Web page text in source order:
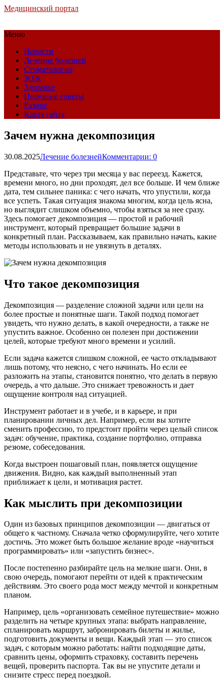
Медицинский портал
Меню
Новости
Лечение болезней
Стоматология
ЗОЖ
Здоровье
Полезные советы
Разное
Карта сайта
Зачем нужна декомпозиция
30.08.2025Лечение болезнейКомментарии: 0
Представьте, что через три месяца у вас переезд. Кажется,
времени много, но дни проходят, дел все больше. И чем ближе
дата, тем сильнее паника: с чего начать, что упустили, когда
все успеть. Такая ситуация знакома многим, когда цель ясна,
но выглядит слишком объемно, чтобы взяться за нее сразу.
Здесь помогает декомпозиция — простой и рабочий
инструмент, который превращает большие задачи в
конкретный план. Рассказываем, как правильно начать, какие
методы использовать и не увязнуть в деталях.
Что такое декомпозиция
Декомпозиция — разделение сложной задачи или цели на
более простые и понятные шаги. Такой подход помогает
увидеть, что нужно делать, в какой очередности, а также не
упустить важное. Особенно он полезен при достижении
целей, которые требуют много времени и усилий.
Если задача кажется слишком сложной, ее часто откладывают
лишь потому, что неясно, с чего начинать. Но если ее
разложить на этапы, становится понятно, что делать в первую
очередь, а что дальше. Это снижает тревожность и дает
ощущение контроля над ситуацией.
Инструмент работает и в учебе, и в карьере, и при
планировании личных дел. Например, если вы хотите
сменить профессию, то предстоит пройти через целый список
задач: обучение, практика, создание портфолио, отправка
резюме, собеседования.
Когда выстроен пошаговый план, появляется ощущение
движения. Видно, как каждый выполненный этап
приближает к цели, и мотивация растет.
Как мыслить при декомпозиции
Один из базовых принципов декомпозиции — двигаться от
общего к частному. Сначала четко сформулируйте, чего хотите
достичь. Это может быть большое желание вроде «научиться
программировать» или «запустить бизнес».
После постепенно разбирайте цель на мелкие шаги. Они, в
свою очередь, помогают перейти от идей к практическим
действиям. Это своего рода мост между мечтой и конкретным
планом.
Например, цель «организовать семейное путешествие» можно
разделить на четыре крупных этапа: выбрать направление,
спланировать маршрут, забронировать билеты и жилье,
подготовить документы и вещи. Каждый этап — это список
задач, с которым можно работать: найти подходящие даты,
сравнить цены, оформить страховку, составить перечень
вещей, проверить паспорта. Так вы не упустите детали и
снизите стресс перед поездкой.